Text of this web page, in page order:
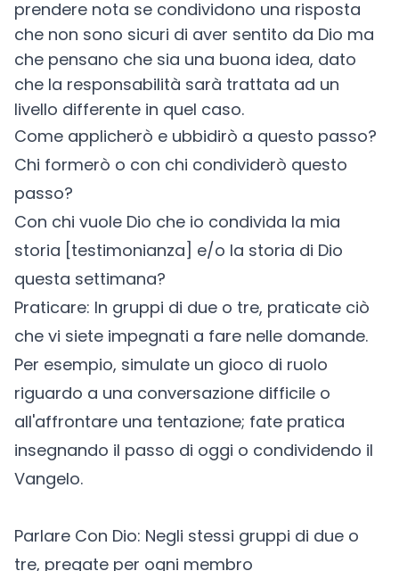
prendere nota se condividono una risposta
che non sono sicuri di aver sentito da Dio ma
che pensano che sia una buona idea, dato
che la responsabilità sarà trattata ad un
livello differente in quel caso.
Come applicherò e ubbidirò a questo passo?
Chi formerò o con chi condividerò questo
passo?
Con chi vuole Dio che io condivida la mia
storia [testimonianza] e/o la storia di Dio
questa settimana?
Praticare: In gruppi di due o tre, praticate ciò
che vi siete impegnati a fare nelle domande.
Per esempio, simulate un gioco di ruolo
riguardo a una conversazione difficile o
all'affrontare una tentazione; fate pratica
insegnando il passo di oggi o condividendo il
Vangelo.
Parlare Con Dio: Negli stessi gruppi di due o
tre, pregate per ogni membro